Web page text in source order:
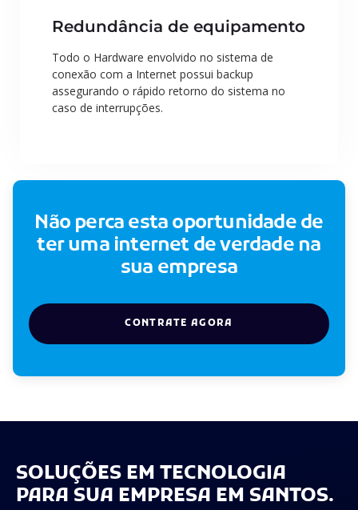
Redundância de equipamento
Todo o Hardware envolvido no sistema de
conexão com a Internet possui backup
assegurando o rápido retorno do sistema no
caso de interrupções.
Não perca esta oportunidade de
ter uma internet de verdade na
sua empresa
CONTRATE AGORA
SOLUÇÕES EM TECNOLOGIA
PARA SUA EMPRESA EM SANTOS.